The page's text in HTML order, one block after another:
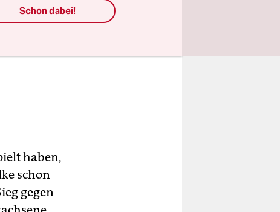
haben,
schon
gegen
Schon dabei!